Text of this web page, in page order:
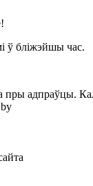
ў бліжэйшы час.
пры адпраўцы.